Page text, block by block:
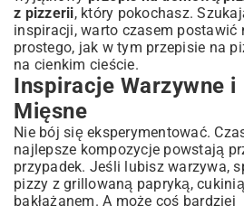
z pizzerii, który pokochasz.
inspiracji, warto czasem postawić
prostego, jak w tym przepisie na
na cienkim cieście.
Inspiracje Warzywne i
Mięsne
Nie bój się eksperymentować.
najlepsze kompozycje powstają
przypadek. Jeśli lubisz warzywa,
pizzy z grillowaną papryką,
bakłażanem. A może coś bardziej